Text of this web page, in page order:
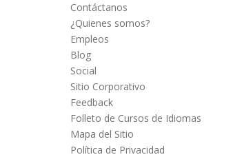
Contáctanos
¿Quienes somos?
Empleos
Blog
Social
Sitio Corporativo
Feedback
Folleto de Cursos de Idiomas
Mapa del Sitio
Política de Privacidad